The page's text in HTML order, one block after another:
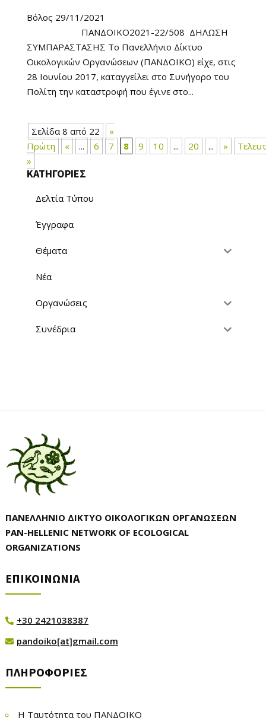
Βόλος 29/11/2021
ΠΑΝΔΟΙΚΟ2021-22/508 ΔΗΛΩΣΗ
ΣΥΜΠΑΡΑΣΤΑΣΗΣ Το Πανελλήνιο Δίκτυο
Οικολογικών Οργανώσεων (ΠΑΝΔΟΙΚΟ) είχε, στις
28 Ιουνίου 2017, καταγγείλει στο Συνήγορο του
Πολίτη την καταστροφή που έγινε στο...
Σελίδα 8 από 22
«
Πρώτη
« ... 6 7 8 9 10 ... 20 ... »
»
ΚΑΤΗΓΟΡΙΕΣ
Δελτία Τύπου
Έγγραφα
Θέματα
Νέα
Οργανώσεις
Συνέδρια
ΠΑΝΕΛΛΗΝΙΟ ΔΙΚΤΥΟ ΟΙΚΟΛΟΓΙΚΩΝ ΟΡΓΑΝΩΣΕΩΝ
PAN-HELLENIC NETWORK OF ECOLOGICAL
ORGANIZATIONS
ΕΠΙΚΟΙΝΩΝΙΑ
 +30 2421038387
 pandoiko[at]gmail.com
ΠΛΗΡΟΦΟΡΙΕΣ
Η Ταυτότητα του ΠΑΝΔΟΙΚΟ